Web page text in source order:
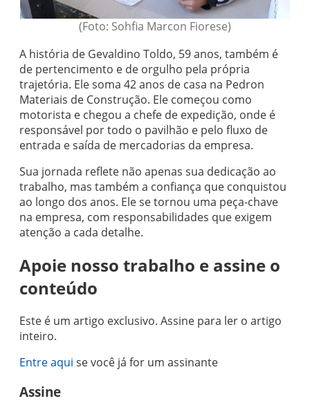
(Foto: Sohfia Marcon Fiorese)
A história de Gevaldino Toldo, 59 anos, também é
de pertencimento e de orgulho pela própria
trajetória. Ele soma 42 anos de casa na Pedron
Materiais de Construção. Ele começou como
motorista e chegou a chefe de expedição, onde é
responsável por todo o pavilhão e pelo fluxo de
entrada e saída de mercadorias da empresa.
Sua jornada reflete não apenas sua dedicação ao
trabalho, mas também a confiança que conquistou
ao longo dos anos. Ele se tornou uma peça-chave
na empresa, com responsabilidades que exigem
atenção a cada detalhe.
Apoie nosso trabalho e assine o
conteúdo
Este é um artigo exclusivo. Assine para ler o artigo
inteiro.
Entre aqui se você já for um assinante
Assine